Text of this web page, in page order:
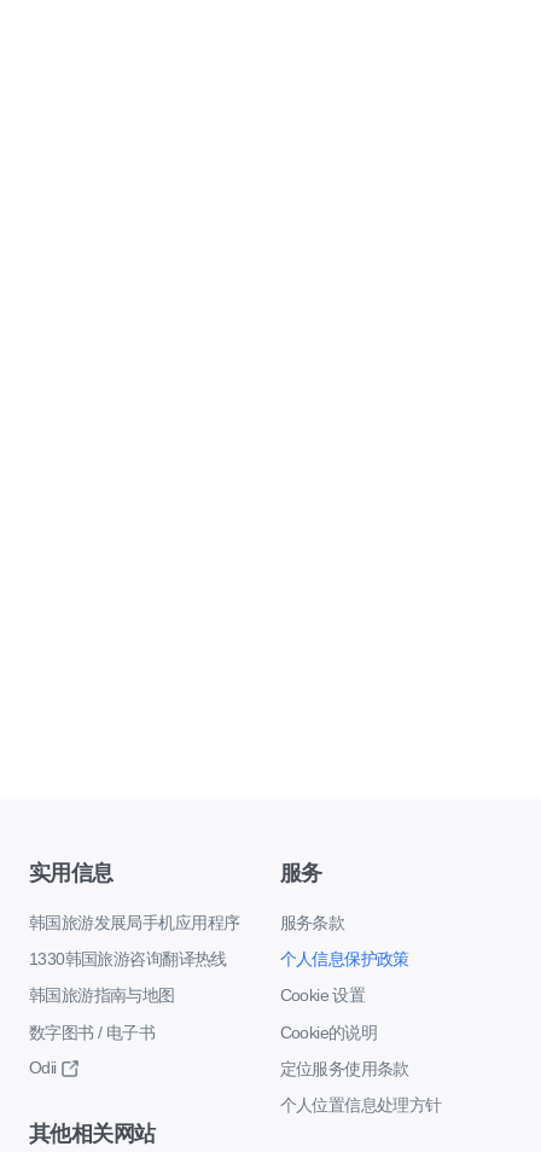
实用信息
韩国旅游发展局手机应用程序
1330韩国旅游咨询翻译热线
韩国旅游指南与地图
数字图书 / 电子书
Odii
服务
服务条款
个人信息保护政策
Cookie 设置
Cookie的说明
定位服务使用条款
个人位置信息处理方针
其他相关网站